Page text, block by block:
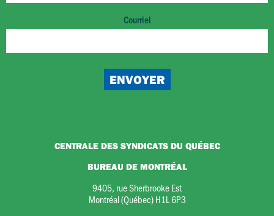
Courriel
CENTRALE DES SYNDICATS DU QUÉBEC
BUREAU DE MONTRÉAL
9405, rue Sherbrooke Est
Montréal (Québec) H1L 6P3